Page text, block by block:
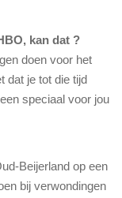
kan dat ?
doen voor het
dat je tot die tijd
speciaal voor jou
Beijerland op een
bij verwondingen